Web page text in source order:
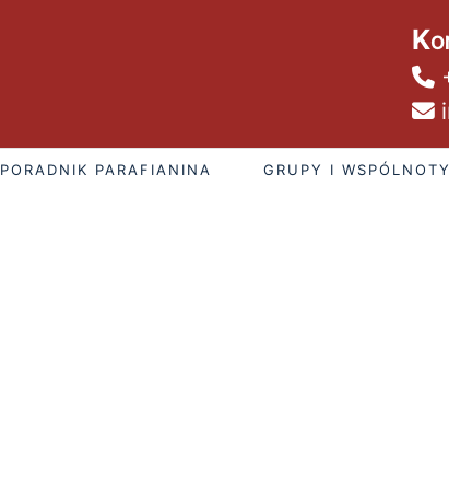
PORADNIK PARAFIANINA GRUPY I WSPÓLNOTY